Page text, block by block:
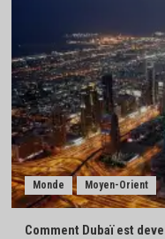
Monde Moyen-Orient
Comment Dubaï est